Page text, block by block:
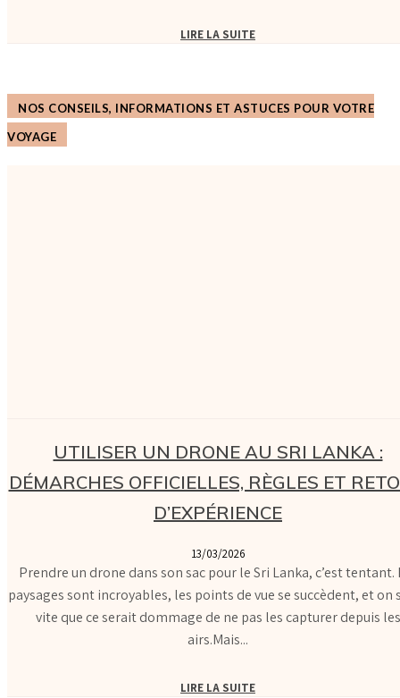
LIRE LA SUITE
NOS CONSEILS, INFORMATIONS ET ASTUCES POUR VOTRE
VOYAGE
UTILISER UN DRONE AU SRI LANKA :
DÉMARCHES OFFICIELLES, RÈGLES ET
D’EXPÉRIENCE
13/03/2026
Prendre un drone dans son sac pour le Sri Lanka, c’est tentant.
paysages sont incroyables, les points de vue se succèdent, et on
vite que ce serait dommage de ne pas les capturer depuis les
airs.Mais...
LIRE LA SUITE